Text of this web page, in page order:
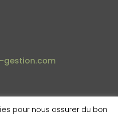
gestion.com
pour nous assurer du bon